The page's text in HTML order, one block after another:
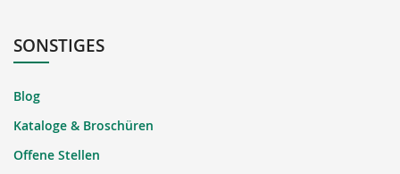
SONSTIGES
Blog
Kataloge & Broschüren
Offene Stellen